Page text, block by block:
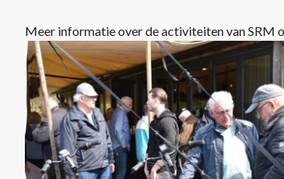
Meer informatie over de activiteiten van SRM